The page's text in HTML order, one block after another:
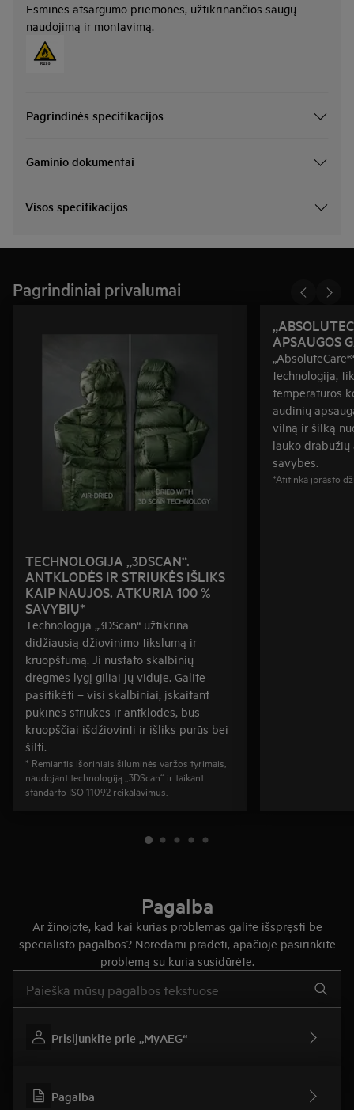
Esminės atsargumo priemonės, užtikrinančios saugų
naudojimą ir montavimą.
Pagrindinės specifikacijos
Gaminio dokumentai
Visos specifikacijos
Pagrindiniai privalumai
TECHNOLOGIJA „3DSCAN“.
ANTKLODĖS IR STRIUKĖS IŠLIKS
KAIP NAUJOS. ATKURIA 100 %
SAVYBIŲ*
Technologija „3DScan“ užtikrina
didžiausią džiovinimo tikslumą ir
kruopštumą. Ji nustato skalbinių
drėgmės lygį giliai jų viduje. Galite
pasitikėti – visi skalbiniai, įskaitant
pūkines striukes ir antklodes, bus
kruopščiai išdžiovinti ir išliks purūs bei
šilti.
* Remiantis išoriniais šiluminės varžos tyrimais,
naudojant technologiją „3DScan“ ir taikant
standarto ISO 11092 reikalavimus.
APSAUGOS
technologija,
temperatūros
audinių
vilną ir šilką
lauko drabužių
savybes.
*Atitinka įprasto
Pagalba
Ar žinojote, kad kai kurias problemas galite išspręsti be
specialisto pagalbos? Norėdami pradėti, apačioje pasirinkite
problemą su kuria susidūrėte.
Prisijunkite prie „MyAEG“
Pagalba